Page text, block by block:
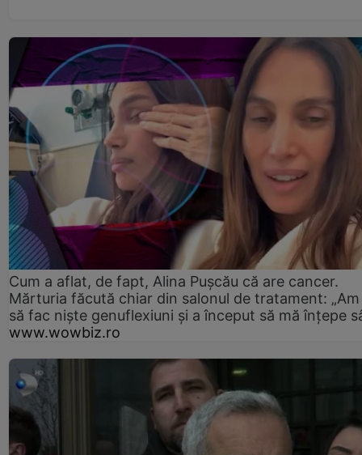
Cum a aflat, de fapt, Alina Pușcău că are cancer.
Mărturia făcută chiar din salonul de tratament:
să fac niște genuflexiuni și a început să mă înțepe
www.wowbiz.ro